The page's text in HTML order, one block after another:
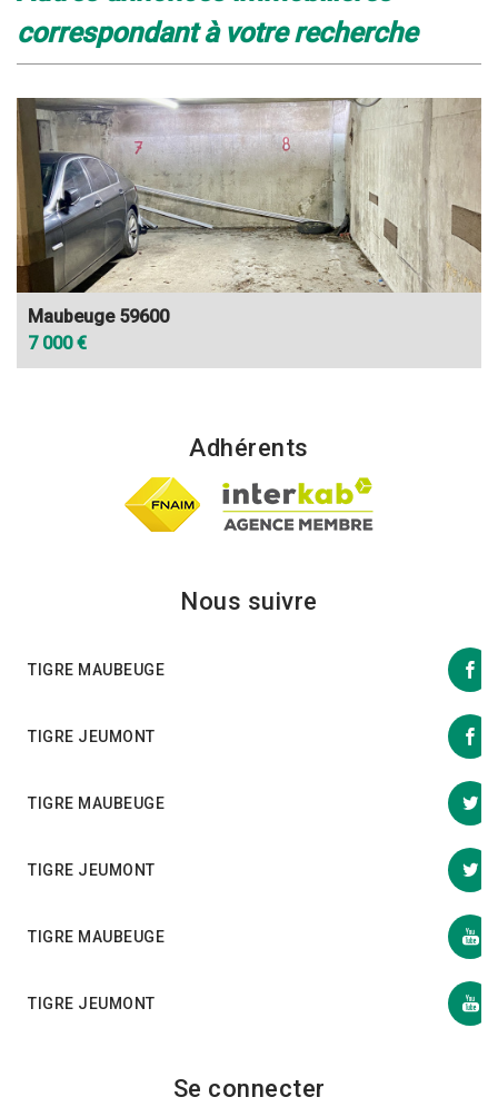
correspondant à votre recherche
Maubeuge 59600
7 000 €
Adhérents
Nous suivre
TIGRE MAUBEUGE
TIGRE JEUMONT
TIGRE MAUBEUGE
TIGRE JEUMONT
TIGRE MAUBEUGE
TIGRE JEUMONT
Se connecter